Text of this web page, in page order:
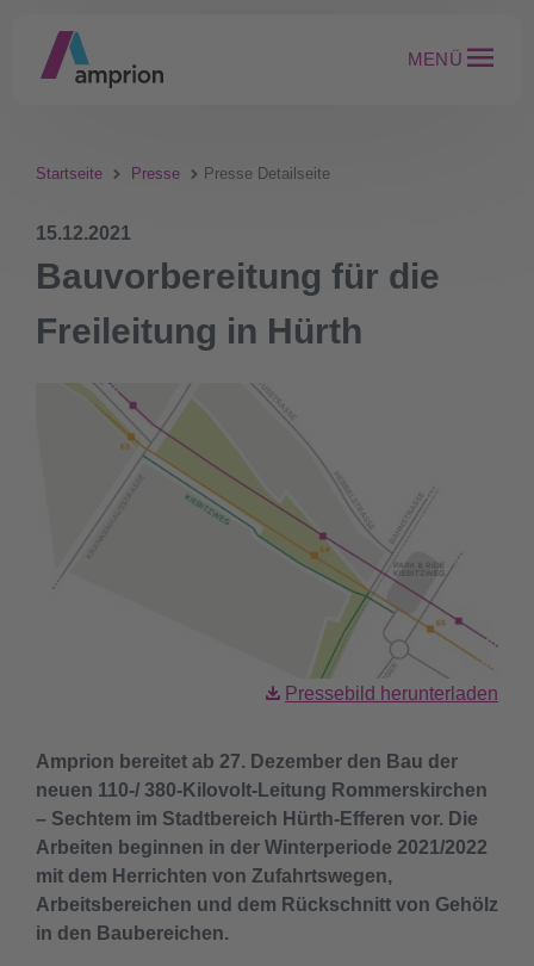
MENÜ
Startseite Presse Presse Detailseite
15.12.2021
Bauvorbereitung für die
Freileitung in Hürth
Pressebild herunterladen
Amprion bereitet ab 27. Dezember den Bau der
neuen 110-/ 380-Kilovolt-Leitung Rommerskirchen
– Sechtem im Stadtbereich Hürth-Efferen vor. Die
Arbeiten beginnen in der Winterperiode 2021/2022
mit dem Herrichten von Zufahrtswegen,
Arbeitsbereichen und dem Rückschnitt von Gehölz
in den Baubereichen.